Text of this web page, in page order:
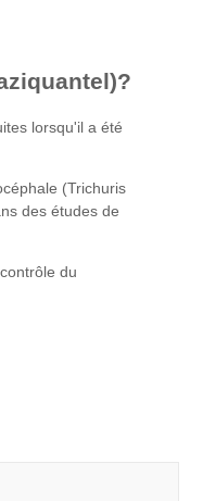
lorsqu'il a été
(Trichuris
des études de
du